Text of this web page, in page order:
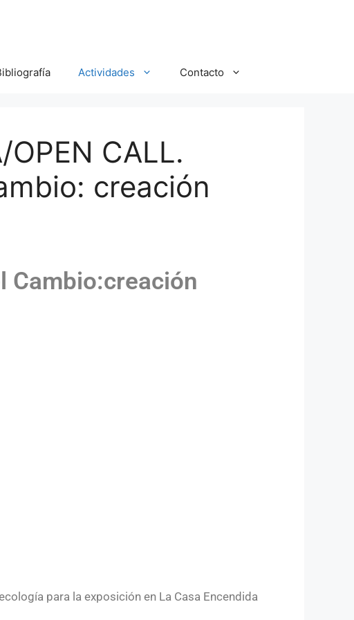
Actividades Contacto
OPEN CALL.
creación
Cambio:creación
para la exposición en La Casa Encendida